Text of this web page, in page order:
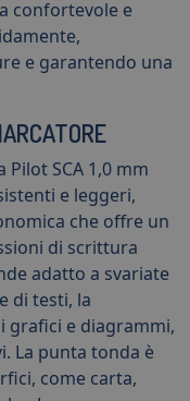
confortevole e
e garantendo una
SCA 1,0 mm
e leggeri,
che offre un
di scrittura
adatto a svariate
di testi, la
grafici e diagrammi,
La punta tonda è
come carta,